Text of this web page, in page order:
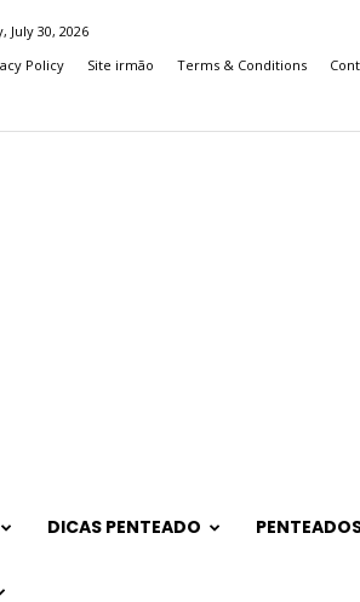
July 30, 2026
Policy Site irmão Terms & Conditions
DICAS PENTEADO